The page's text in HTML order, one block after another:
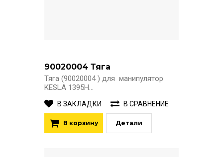
90020004 Тяга
Тяга (90020004 ) для манипулятор
KESLA 1395H...
В ЗАКЛАДКИ В СРАВНЕНИЕ
В корзину Детали